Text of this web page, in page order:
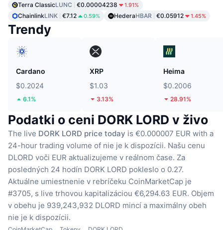
Terra ClassicLUNC €0.00004238 1.91%
ChainlinkLINK €7.12 0.59% HederaHBAR €0.05912 1.45%
Trendy
Cardano
$0.2024
6.1%
XRP
$1.03
3.13%
Heima
$0.2006
28.91%
Podatki o ceni DORK LORD v živo
The live DORK LORD price today is €0.000007 EUR with a
24-hour trading volume of nie je k dispozícii. Našu cenu
DLORD voči EUR aktualizujeme v reálnom čase. Za
posledných 24 hodín DORK LORD pokleslo o 0.27.
Aktuálne umiestnenie v rebríčeku CoinMarketCap je
#3705, s live trhovou kapitalizáciou €6,294.63 EUR. Objem
v obehu je 939,243,932 DLORD mincí a maximálny obeh
nie je k dispozícii.